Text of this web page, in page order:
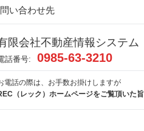
い合わせ先
限会社不動産情報システム
話番号: 0985-63-3210
電話の際は、お手数お掛けしますが
（レック）ホームページをご覧頂いた旨